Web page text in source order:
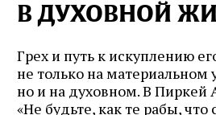
В ДУХОВНОЙ
Грех и путь к искуплению
не только на материальном
но и на духовном. В Пиркей
«Не будьте, как те рабы, что